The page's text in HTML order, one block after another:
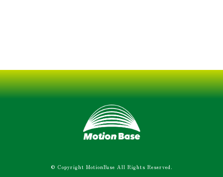
© Copyright MotionBase All Rights Reserved.